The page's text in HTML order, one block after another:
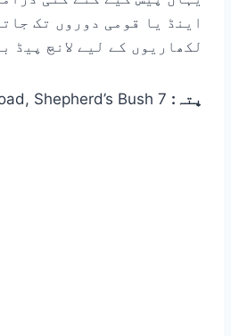
اینڈ یا قومی دوروں تک
لکھاریوں کے لیے لانچ پیڈ
پتہ: